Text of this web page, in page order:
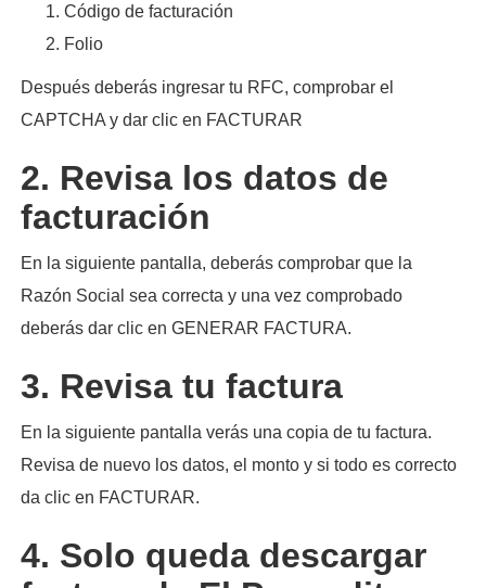
Código de facturación
Folio
Después deberás ingresar tu RFC, comprobar el
CAPTCHA y dar clic en FACTURAR
2. Revisa los datos de
facturación
En la siguiente pantalla, deberás comprobar que la
Razón Social sea correcta y una vez comprobado
deberás dar clic en GENERAR FACTURA.
3. Revisa tu factura
En la siguiente pantalla verás una copia de tu factura.
Revisa de nuevo los datos, el monto y si todo es correcto
da clic en FACTURAR.
4. Solo queda descargar